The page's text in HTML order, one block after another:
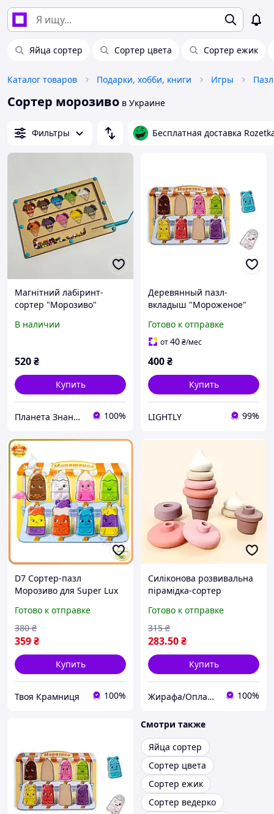
Яйца сортер Сортер цвета Сортер ежик
Каталог товаров Подарки, хобби, книги Игры
Сортер морозиво в Украине
Фильтры Бесплатная доставка
Магнітний лабіринт-
сортер "Морозиво"
В наличии
520₴
Купить
Планета Знань - супермаркет ефективних іграшок для розвитку дітей 100%
Деревянный пазл-
вкладыш "Мороженое"
PSD076 сортер
Готово к отправке
от40₴/мес
400₴
Купить
LIGHTLY 99%
D7 Сортер-пазл
Морозиво для Super Lux
разноцветное
развивающая игрушка
для творчест MOD58L
Готово к отправке
359₴
380 ₴
Купить
Твоя Крамниця 100%
Силіконова розвивальна
пірамідка-сортер
Готово к отправке
283.50₴
315 ₴
Купить
Жирафа/Оплата картою 7000 до року 100%
Смотри также
Яйца сортер
Сортер цвета
Сортер ежик
Сортер ведерко